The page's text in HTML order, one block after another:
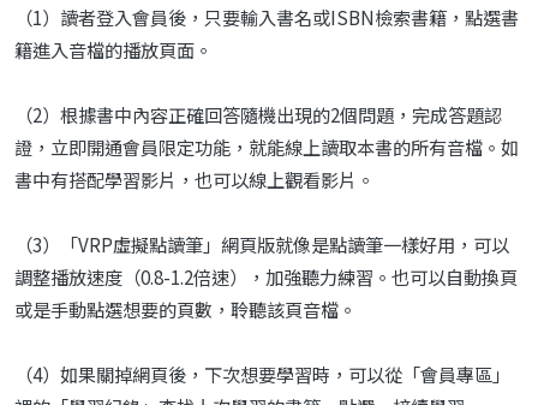
（1）讀者登入會員後，只要輸入書名或ISBN檢索書籍，點選書
籍進入音檔的播放頁面。
（2）根據書中內容正確回答隨機出現的2個問題，完成答題認
證，立即開通會員限定功能，就能線上讀取本書的所有音檔。如
書中有搭配學習影片，也可以線上觀看影片。
（3）「VRP虛擬點讀筆」網頁版就像是點讀筆一樣好用，可以
調整播放速度（0.8-1.2倍速），加強聽力練習。也可以自動換頁
或是手動點選想要的頁數，聆聽該頁音檔。
（4）如果關掉網頁後，下次想要學習時，可以從「會員專區」